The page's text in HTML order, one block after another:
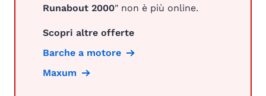
Runabout 2000" non è più online.
Scopri altre offerte
Barche a motore
Maxum